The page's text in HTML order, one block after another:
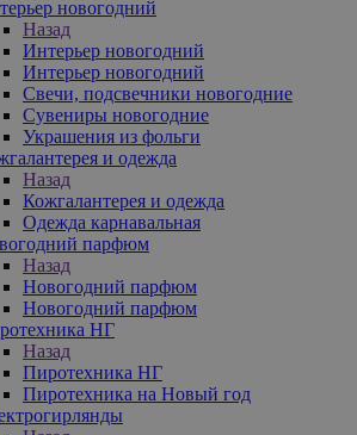
новогодний
Назад
Интерьер новогодний
Интерьер новогодний
Свечи, подсвечники новогодние
Сувениры новогодние
Украшения из фольги
и одежда
Назад
Кожгалантерея и одежда
Одежда карнавальная
парфюм
Назад
Новогодний парфюм
Новогодний парфюм
НГ
Назад
Пиротехника НГ
Пиротехника на Новый год